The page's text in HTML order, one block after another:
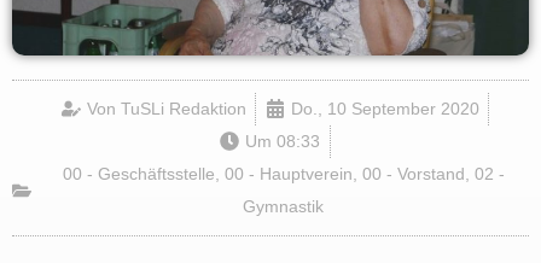
Von TuSLi Redaktion
Do., 10 September 2020
Um 08:33
00 - Geschäftsstelle 00 - Hauptverein 00 - Vorstand 02 -
Gymnastik